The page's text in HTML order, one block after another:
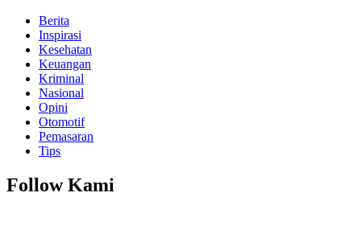
Berita
Inspirasi
Kesehatan
Keuangan
Kriminal
Nasional
Opini
Otomotif
Pemasaran
Tips
Follow Kami